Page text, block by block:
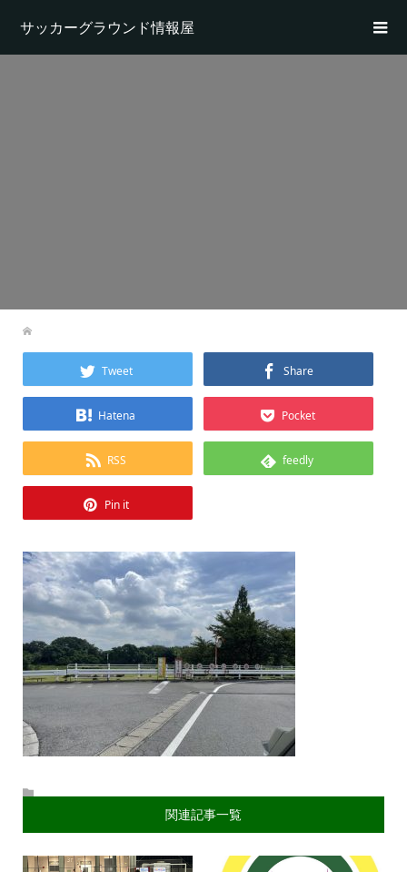
サッカーグラウンド情報屋
Tweet Share
Hatena Pocket
RSS feedly
Pin it
関連記事一覧